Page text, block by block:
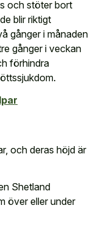
och stöter bort
blir riktigt
gånger i månaden
gånger i veckan
förhindra
och deras höjd är
Shetland
över eller under